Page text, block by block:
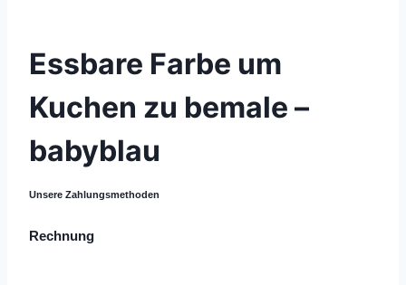
Essbare Farbe um
Kuchen zu bemale –
babyblau
Unsere Zahlungsmethoden
Rechnung